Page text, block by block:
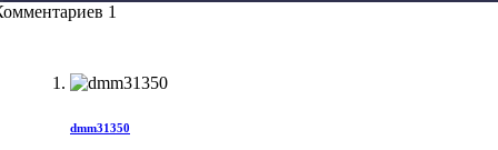
1
dmm31350